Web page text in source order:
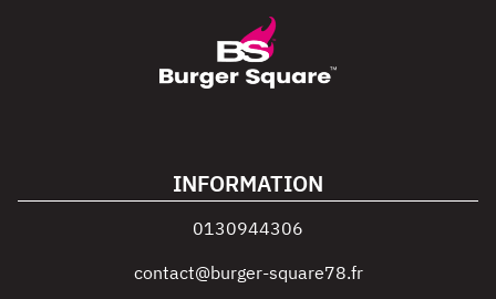
INFORMATION
0130944306
contact@burger-square78.fr